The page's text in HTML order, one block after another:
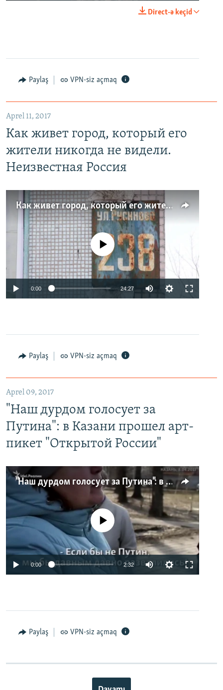
Direct-ə keçid
Paylaş VPN-siz açmaq
Aprel 11, 2017
Как живет город, который его
жители никогда не видели.
Неизвестная Россия
Как живет город, который его жители никогда не видели. Неизвестная Россия
No media source currently available
0:00 24:27
Paylaş VPN-siz açmaq
Aprel 09, 2017
"Наш дурдом голосует за
Путина": в Казани прошел арт-
пикет "Открытой России"
"Наш дурдом голосует за Путина": в Казани прошел арт-пикет "Открытой России"
No media source currently available
0:00 2:32
Paylaş VPN-siz açmaq